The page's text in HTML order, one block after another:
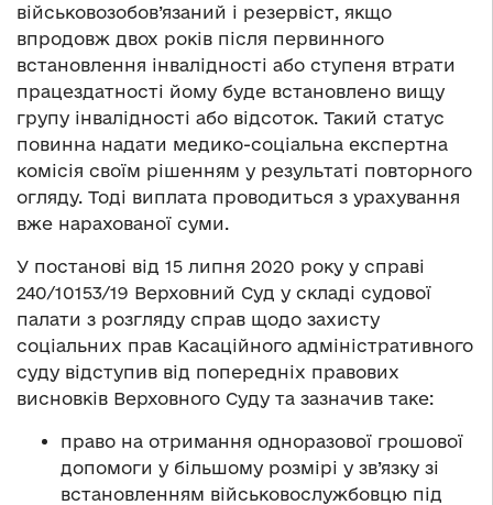
військовозобов’язаний і резервіст, якщо
впродовж двох років після первинного
встановлення інвалідності або ступеня втрати
працездатності йому буде встановлено вищу
групу інвалідності або відсоток. Такий статус
повинна надати медико-соціальна експертна
комісія своїм рішенням у результаті повторного
огляду. Тоді виплата проводиться з урахування
вже нарахованої суми.
У постанові від 15 липня 2020 року у справі
240/10153/19 Верховний Суд у складі судової
палати з розгляду справ щодо захисту
соціальних прав Касаційного адміністративного
суду відступив від попередніх правових
висновків Верховного Суду та зазначив таке:
право на отримання одноразової грошової
допомоги у більшому розмірі у зв’язку зі
встановленням військовослужбовцю під